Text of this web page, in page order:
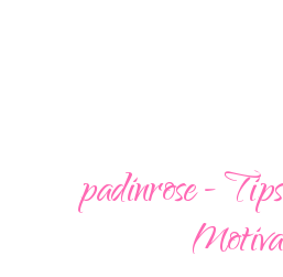
padinrose -